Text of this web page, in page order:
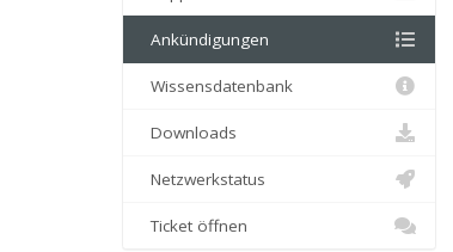
Ankündigungen
Wissensdatenbank
Downloads
Netzwerkstatus
Ticket öffnen